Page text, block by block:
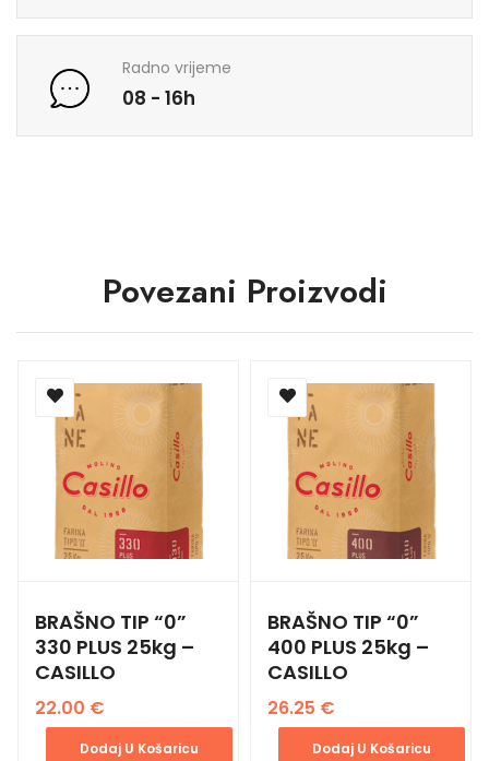
Radno vrijeme
08 - 16h
Povezani Proizvodi
BRAŠNO TIP “0”
330 PLUS 25kg –
CASILLO
22.00 €
Dodaj U Košaricu
BRAŠNO TIP “0”
400 PLUS 25kg –
CASILLO
26.25 €
Dodaj U Košaricu